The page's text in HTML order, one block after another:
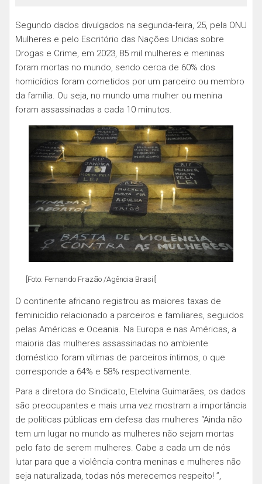
Segundo dados divulgados na segunda-feira, 25, pela ONU
Mulheres e pelo Escritório das Nações Unidas sobre
Drogas e Crime, em 2023, 85 mil mulheres e meninas
foram mortas no mundo, sendo cerca de 60% dos
homicídios foram cometidos por um parceiro ou membro
da família. Ou seja, no mundo uma mulher ou menina
foram assassinadas a cada 10 minutos.
[Foto: Fernando Frazão /Agência Brasil]
O continente africano registrou as maiores taxas de
feminicídio relacionado a parceiros e familiares, seguidos
pelas Américas e Oceania. Na Europa e nas Américas, a
maioria das mulheres assassinadas no ambiente
doméstico foram vítimas de parceiros íntimos, o que
corresponde a 64% e 58% respectivamente.
Para a diretora do Sindicato, Etelvina Guimarães, os dados
são preocupantes e mais uma vez mostram a importância
de políticas públicas em defesa das mulheres “Ainda não
tem um lugar no mundo as mulheres não sejam mortas
pelo fato de serem mulheres. Cabe a cada um de nós
lutar para que a violência contra meninas e mulheres não
seja naturalizada, todas nós merecemos respeito! ”,